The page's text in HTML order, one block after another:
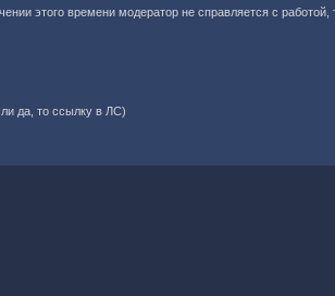
этого времени модератор не справляется с работой,
да, то ссылку в ЛС)